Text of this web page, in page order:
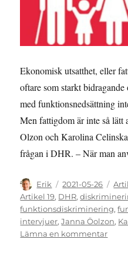
Ekonomisk utsatthet, eller
oftare som starkt
med funktionsnedsättning
Men fattigdom är inte så lätt
Olzon och Karolina
frågan i DHR. – När man
Författare
Erik
Publicerat
den
2021-05-26
Artikel 19, DHR,
funktionsdiskriminering,
intervjuer,Janna Öolzon,
Lämna en kommentartill